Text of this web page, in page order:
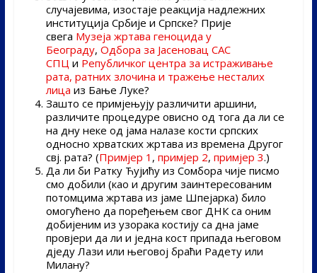
случајевима, изостаје реакција надлежних
институција Србије и Српске? Прије
свега Музеја жртава геноцида у
Београду, Одбора за Јасеновац САС
СПЦ и Републичког центра за истраживање
рата, ратних злочина и тражење несталих
лица из Бање Луке?
Зашто се примјењују различити аршини,
различите процедуре овисно од тога да ли се
на дну неке од јама налазе кости српских
односно хрватских жртава из времена Другог
свј. рата? (Примјер 1 , примјер 2, примјер 3.)
Да ли би Ратку Ћујићу из Сомбора чије писмо
смо добили (као и другим заинтересованим
потомцима жртава из јаме Шпејарка) било
омогућено да поређењем свог ДНК са оним
добијеним из узорака костију са дна јаме
провјери да ли и једна кост припада његовом
дједу Лази или његовој браћи Радету или
Милану?